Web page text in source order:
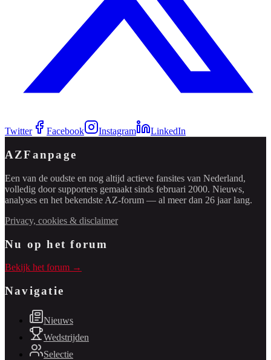
Twitter Facebook Instagram LinkedIn
AZFanpage
Een van de oudste en nog altijd actieve fansites van Nederland,
volledig door supporters gemaakt sinds februari 2000. Nieuws,
analyses en het bekendste AZ-forum — al meer dan 26 jaar lang.
Privacy, cookies & disclaimer
Nu op het forum
Bekijk het forum →
Navigatie
Nieuws
Wedstrijden
Selectie